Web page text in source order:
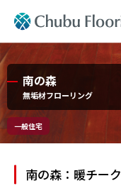
製品情報
カタログ
施工事例
メンテナンス
南の森
無垢材フローリング
一般住宅
南の森：暖チーク